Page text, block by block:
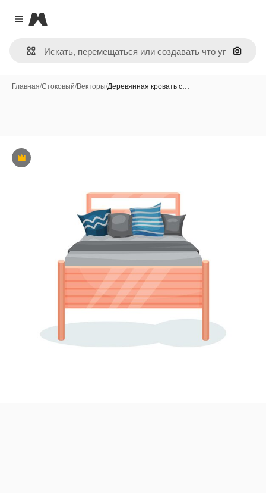
Close menu
Magnific
Поиск
Главная/Стоковый/Векторы/Деревянная кровать с…
Премиум